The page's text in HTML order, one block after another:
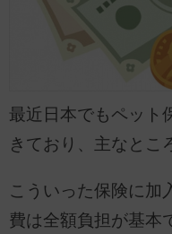
最近日本でもペット
きており、主なとこ
こういった保険に加
費は全額負担が基本